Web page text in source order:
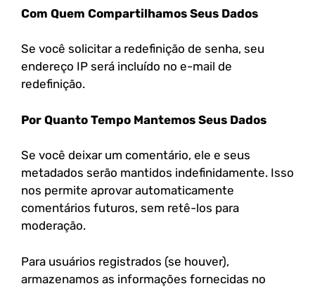
Com Quem Compartilhamos Seus Dados
Se você solicitar a redefinição de senha, seu
endereço IP será incluído no e-mail de
redefinição.
Por Quanto Tempo Mantemos Seus Dados
Se você deixar um comentário, ele e seus
metadados serão mantidos indefinidamente. Isso
nos permite aprovar automaticamente
comentários futuros, sem retê-los para
moderação.
Para usuários registrados (se houver),
armazenamos as informações fornecidas no